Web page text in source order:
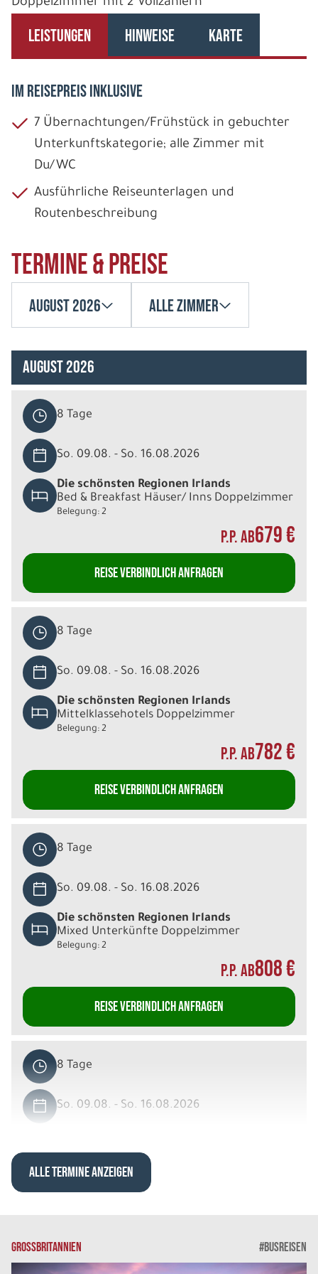
LEISTUNGEN HINWEISE KARTE
IM REISEPREIS INKLUSIVE
7 Übernachtungen/Frühstück in gebuchter
Unterkunftskategorie; alle Zimmer mit
Du/WC
Ausführliche Reiseunterlagen und
Routenbeschreibung
Termine & Preise
August 2026 Alle Zimmer
August 2026
8 Tage
So. 09.08. - So. 16.08.2026
Die schönsten Regionen Irlands
Bed & Breakfast Häuser/ Inns Doppelzimmer
Belegung: 2
P.P. AB679 €
REISE VERBINDLICH ANFRAGEN
8 Tage
So. 09.08. - So. 16.08.2026
Die schönsten Regionen Irlands
Mittelklassehotels Doppelzimmer
Belegung: 2
P.P. AB782 €
REISE VERBINDLICH ANFRAGEN
8 Tage
So. 09.08. - So. 16.08.2026
Die schönsten Regionen Irlands
Mixed Unterkünfte Doppelzimmer
Belegung: 2
P.P. AB808 €
REISE VERBINDLICH ANFRAGEN
8 Tage
So. 09.08. - So. 16.08.2026
ALLE TERMINE ANZEIGEN
GROSSBRITANNIEN #BUSREISEN